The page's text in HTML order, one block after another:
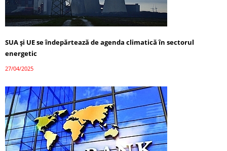
SUA și UE se îndepărtează de agenda climatică în sectorul
energetic
27/04/2025